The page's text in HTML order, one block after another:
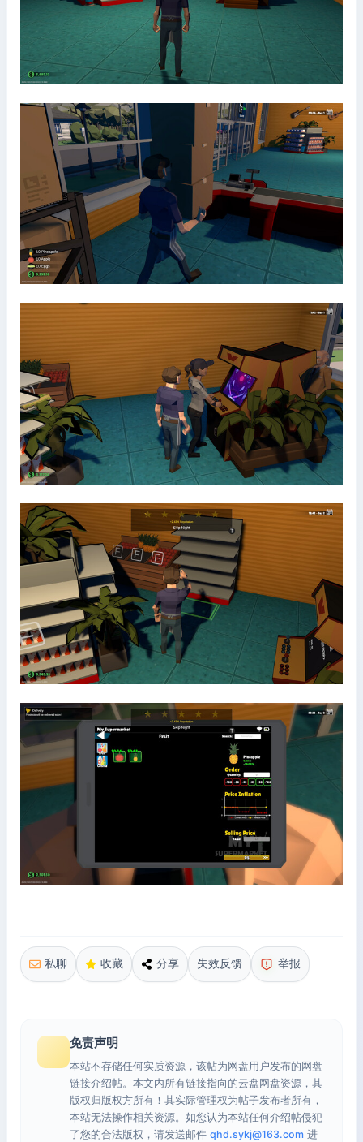
私聊 收藏 分享 失效反馈 举报
免责声明
本站不存储任何实质资源，该帖为网盘用户发布的网盘
链接介绍帖。本文内所有链接指向的云盘网盘资源，其
版权归版权方所有！其实际管理权为帖子发布者所有，
本站无法操作相关资源。如您认为本站任何介绍帖侵犯
了您的合法版权，请发送邮件 qhd.sykj@163.com 进